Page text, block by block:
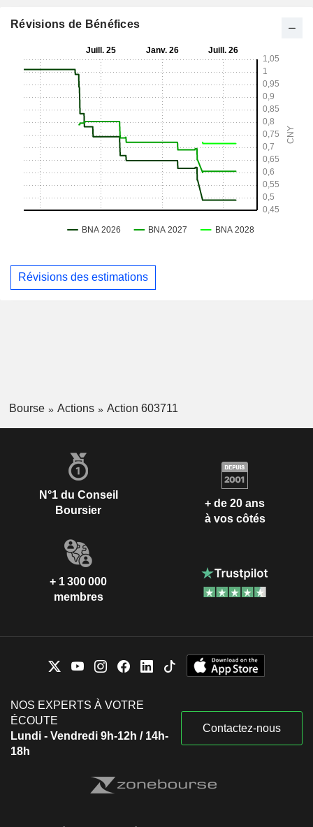
Révisions de Bénéfices
Révisions des estimations
Bourse Actions Action 603711
N°1 du Conseil
Boursier
+ de 20 ans
à vos côtés
+ 1 300 000
membres
NOS EXPERTS À VOTRE
ÉCOUTE
Lundi - Vendredi 9h-12h / 14h-
18h
Contactez-nous